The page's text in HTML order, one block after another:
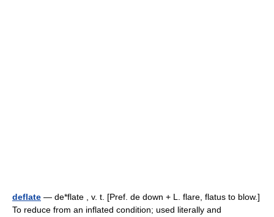
deflate — de*flate , v. t. [Pref. de down + L. flare, flatus to blow.]
To reduce from an inflated condition; used literally and